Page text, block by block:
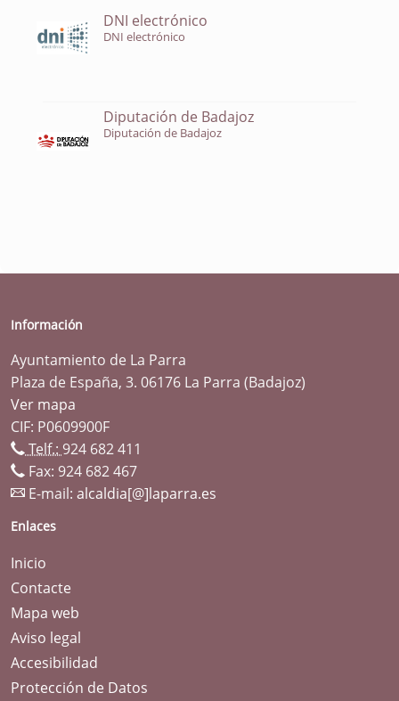
DNI electrónico
DNI electrónico
Diputación de Badajoz
Diputación de Badajoz
Información
Ayuntamiento de La Parra
Plaza de España, 3. 06176 La Parra (Badajoz)
Ver mapa
CIF: P0609900F
Telf.: 924 682 411
Fax: 924 682 467
E-mail: alcaldia[@]laparra.es
Enlaces
Inicio
Contacte
Mapa web
Aviso legal
Accesibilidad
Protección de Datos